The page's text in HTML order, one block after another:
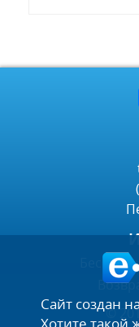
©
Сайт создан